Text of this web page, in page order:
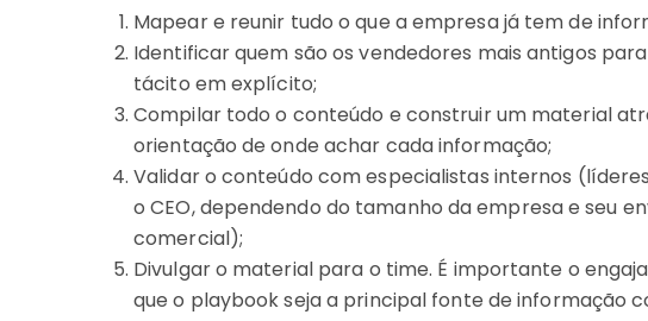
Mapear e reunir tudo o que a empresa já tem de
Identificar quem são os vendedores mais antigos
tácito em explícito;
Compilar todo o conteúdo e construir um material
orientação de onde achar cada informação;
Validar o conteúdo com especialistas internos
o CEO, dependendo do tamanho da empresa e seu
comercial);
Divulgar o material para o time. É importante o
que o playbook seja a principal fonte de informação